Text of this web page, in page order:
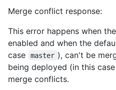
Merge conflict response:
This error happens when the
enabled and when the
case
master ), can't be
being deployed (in this case
merge conflicts.